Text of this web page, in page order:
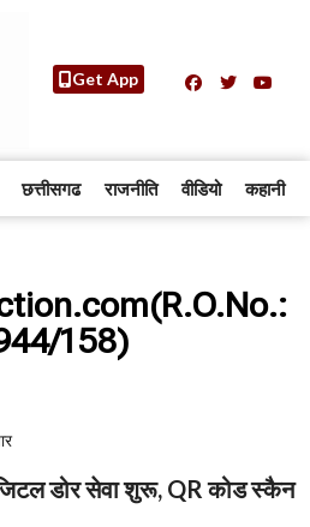
Get App
छत्तीसगढ राजनीति वीडियो कहानी
158)
डोर सेवा शुरू, QR कोड स्कैन